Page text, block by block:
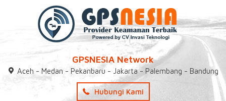
GPSNESIA Network
Aceh - Medan - Pekanbaru - Jakarta - Palembang - Bandung
Hubungi Kami